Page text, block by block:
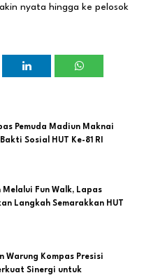
nyata hingga ke pelosok
Pemuda Madiun Maknai
Sosial HUT Ke-81 RI
Fun Walk, Lapas
Langkah Semarakkan HUT
Warung Kompas Presisi
Sinergi untuk